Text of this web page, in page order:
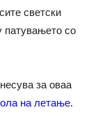
светски
патувањето со
за оваа
на летање.